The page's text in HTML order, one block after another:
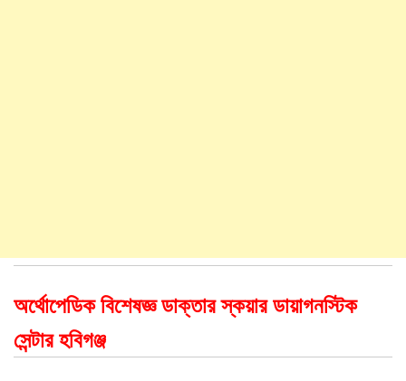
অর্থোপেডিক বিশেষজ্ঞ ডাক্তার স্কয়ার ডায়াগনস্টিক
সেন্টার হবিগঞ্জ